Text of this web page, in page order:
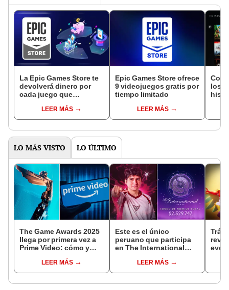
La Epic Games Store te
devolverá dinero por
cada juego que
LEER MÁS
Epic Games Store ofrece
9 videojuegos gratis por
tiempo limitado
LEER MÁS
los
LO MÁS VISTO LO ÚLTIMO
The Game Awards 2025
llega por primera vez a
Prime Video: cómo y
LEER MÁS
Este es el único
peruano que participa
en The International
equipo Heroic
LEER MÁS